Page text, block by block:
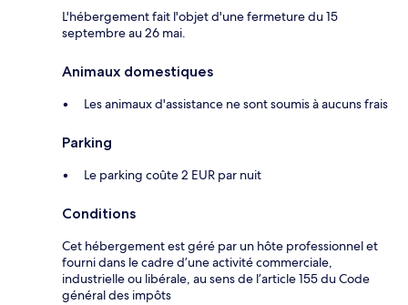
L'hébergement fait l'objet d'une fermeture du 15
septembre au 26 mai.
Animaux domestiques
Les animaux d'assistance ne sont soumis à aucuns frais
Parking
Le parking coûte 2 EUR par nuit
Conditions
Cet hébergement est géré par un hôte professionnel et
fourni dans le cadre d’une activité commerciale,
industrielle ou libérale, au sens de l’article 155 du Code
général des impôts